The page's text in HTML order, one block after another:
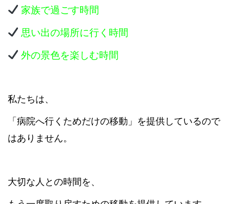
家族で過ごす時間
思い出の場所に行く時間
外の景色を楽しむ時間
私たちは、
「病院へ行くためだけの移動」を提供しているので
はありません。
大切な人との時間を、